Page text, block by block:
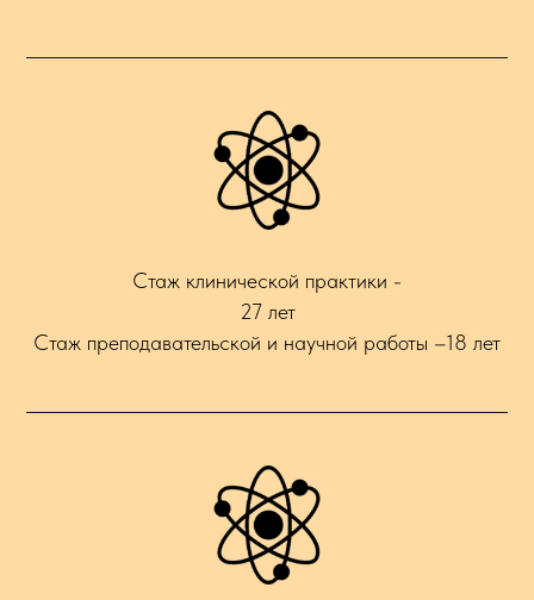
Стаж клинической практики -
27 лет
Стаж преподавательской и научной работы –18 лет